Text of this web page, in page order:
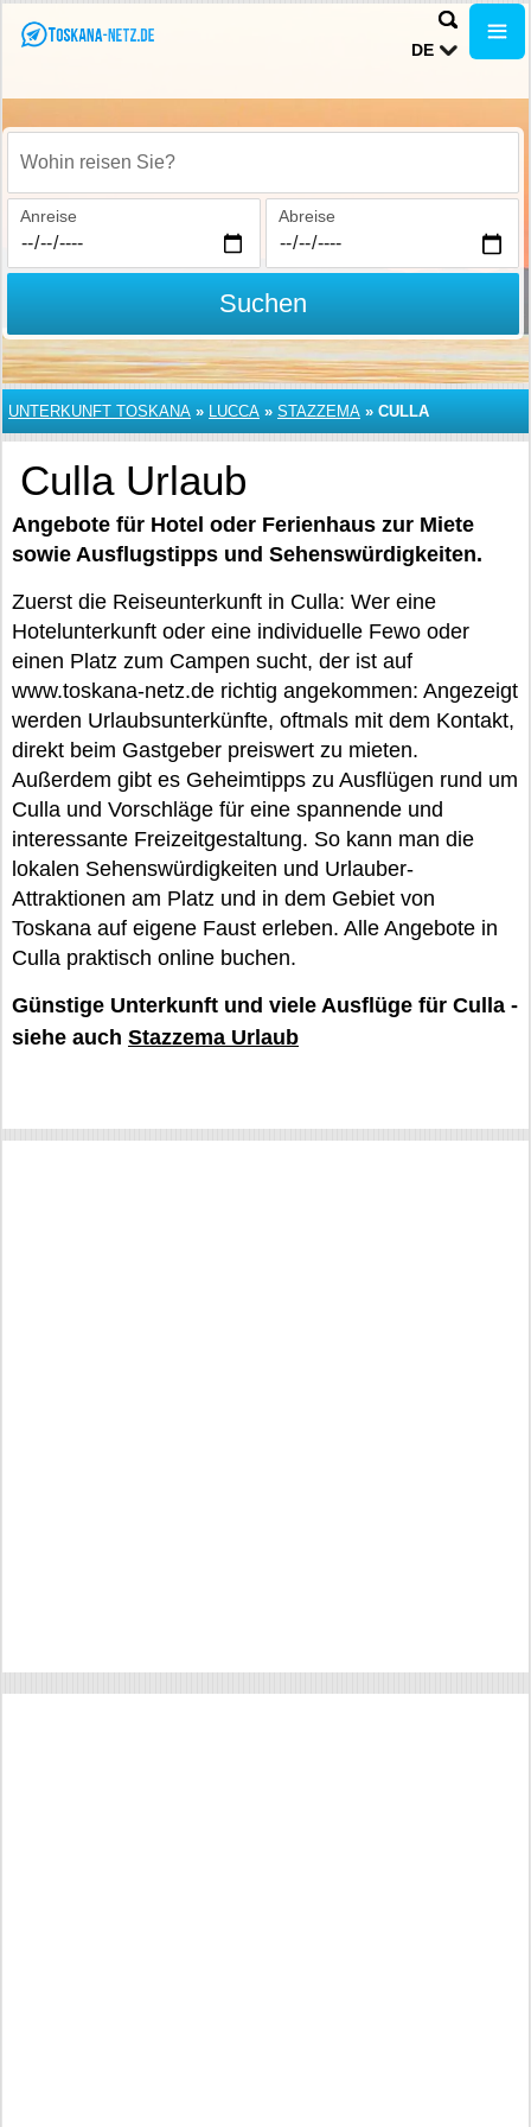
DE
Wohin reisen Sie?
Anreise Abreise
Suchen
UNTERKUNFT TOSKANA » LUCCA » STAZZEMA » CULLA
Culla Urlaub
Angebote für Hotel oder Ferienhaus zur Miete
sowie Ausflugstipps und Sehenswürdigkeiten.
Zuerst die Reiseunterkunft in Culla: Wer eine
Hotelunterkunft oder eine individuelle Fewo oder
einen Platz zum Campen sucht, der ist auf
www.toskana-netz.de richtig angekommen: Angezeigt
werden Urlaubsunterkünfte, oftmals mit dem Kontakt,
direkt beim Gastgeber preiswert zu mieten.
Außerdem gibt es Geheimtipps zu Ausflügen rund um
Culla und Vorschläge für eine spannende und
interessante Freizeitgestaltung. So kann man die
lokalen Sehenswürdigkeiten und Urlauber-
Attraktionen am Platz und in dem Gebiet von
Toskana auf eigene Faust erleben. Alle Angebote in
Culla praktisch online buchen.
Günstige Unterkunft und viele Ausflüge für Culla -
siehe auch Stazzema Urlaub